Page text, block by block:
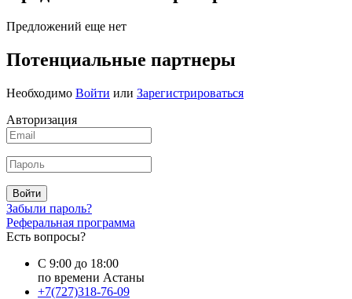
Предложений еще нет
Потенциальные партнеры
Необходимо Войти или Зарегистрироваться
Авторизация
Войти
Забыли пароль?
Реферальная программа
Есть вопросы?
С 9:00 до 18:00
по времени Астаны
+7(727)318-76-09